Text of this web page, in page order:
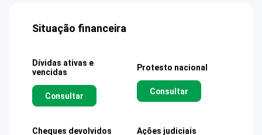
Situação financeira
Dívidas ativas e
vencidas
Consultar
Protesto nacional
Consultar
Cheques devolvidos Ações judiciais